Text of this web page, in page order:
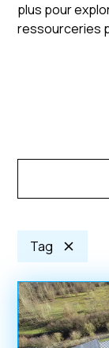
plus pour
ressourceries
Tag